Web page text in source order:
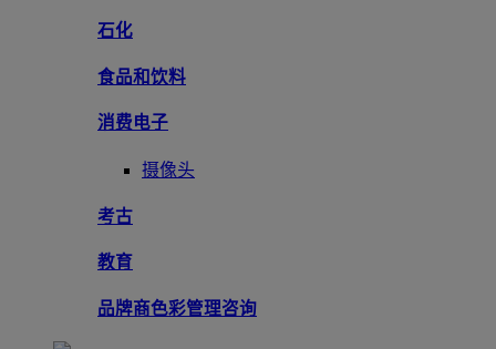
石化
食品和饮料
消费电子
摄像头
考古
教育
品牌商色彩管理咨询